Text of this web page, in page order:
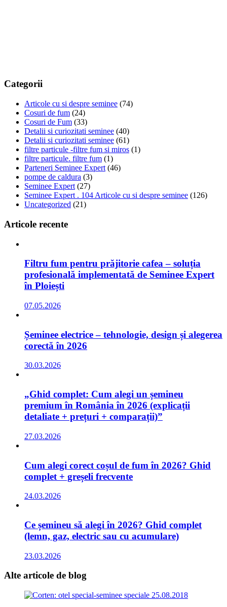
Categorii
Articole cu si despre seminee (74)
Cosuri de fum (24)
Cosuri de Fum (33)
Detalii si curiozitati seminee (40)
Detalii si curiozitati seminee (61)
filtre particule -filtre fum si miros (1)
filtre particule. filtre fum (1)
Parteneri Seminee Expert (46)
pompe de caldura (3)
Seminee Expert (27)
Seminee Expert . 104 Articole cu si despre seminee (126)
Uncategorized (21)
Articole recente
Filtru fum pentru prăjitorie cafea – soluția
profesională implementată de Seminee Expert
în Ploiești
07.05.2026
Șeminee electrice – tehnologie, design și alegerea
corectă în 2026
30.03.2026
„Ghid complet: Cum alegi un șemineu
premium în România în 2026 (explicații
detaliate + prețuri + comparații)”
27.03.2026
Cum alegi corect coșul de fum în 2026? Ghid
complet + greșeli frecvente
24.03.2026
Ce șemineu să alegi în 2026? Ghid complet
(lemn, gaz, electric sau cu acumulare)
23.03.2026
Alte articole de blog
25.08.2018